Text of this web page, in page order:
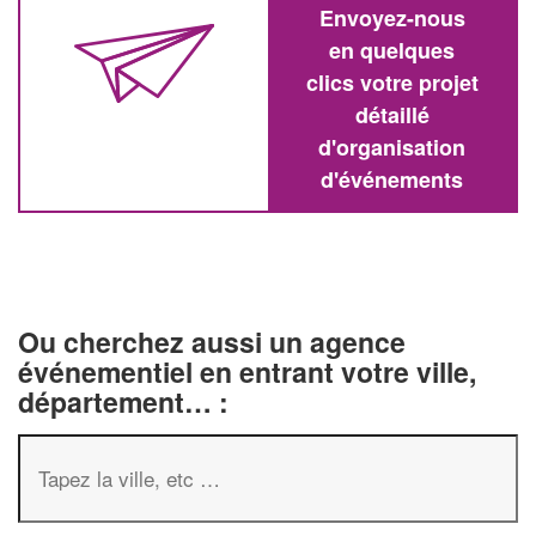
Envoyez-nous
en quelques
clics votre projet
détaillé
d'organisation
d'événements
Ou cherchez aussi un agence
événementiel en entrant votre ville,
département… :